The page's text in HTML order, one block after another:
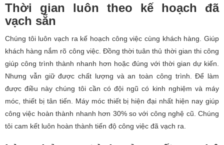
Thời gian luôn theo kế hoạch đã
vạch sẵn
Chúng tôi luôn vạch ra kế hoạch công việc cùng khách hàng. Giúp
khách hàng nắm rõ công việc. Đồng thời tuân thủ thời gian thi công
giúp công trình thành nhanh hơn hoặc đúng với thời gian dự kiến.
Nhưng vẫn giữ được chất lượng và an toàn công trình. Để làm
được điều này chúng tôi cần có đội ngũ có kinh nghiệm và máy
móc, thiết bị tân tiến. Máy móc thiết bị hiện đại nhất hiện nay giúp
công việc hoàn thành nhanh hơn 30% so với công nghệ cũ. Chúng
tôi cam kết luôn hoàn thành tiến độ công việc đã vạch ra.